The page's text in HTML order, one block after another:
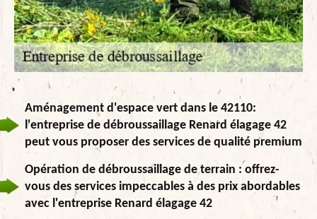
Aménagement d'espace vert dans le 42110:
l'entreprise de débroussaillage Renard élagage 42
peut vous proposer des services de qualité premium
Opération de débroussaillage de terrain : offrez-
vous des services impeccables à des prix abordables
avec l'entreprise Renard élagage 42